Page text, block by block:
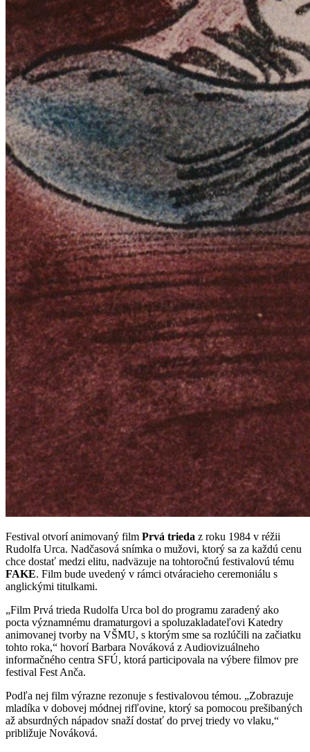
Festival otvorí animovaný film Prvá trieda z roku 1984 v réžii
Rudolfa Urca. Nadčasová snímka o mužovi, ktorý sa za každú cenu
chce dostať medzi elitu, nadväzuje na tohtoročnú festivalovú tému
FAKE. Film bude uvedený v rámci otváracieho ceremoniálu s
anglickými titulkami.
„Film Prvá trieda Rudolfa Urca bol do programu zaradený ako
pocta významnému dramaturgovi a spoluzakladateľovi Katedry
animovanej tvorby na VŠMU, s ktorým sme sa rozlúčili na začiatku
tohto roka,“ hovorí Barbara Nováková z Audiovizuálneho
informačného centra SFÚ, ktorá participovala na výbere filmov pre
festival Fest Anča.
Podľa nej film výrazne rezonuje s festivalovou témou. „Zobrazuje
mladíka v dobovej módnej rifľovine, ktorý sa pomocou prešibaných
až absurdných nápadov snaží dostať do prvej triedy vo vlaku,“
približuje Nováková.